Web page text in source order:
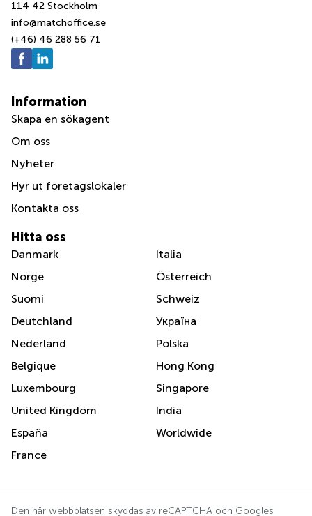
114 42 Stockholm
info@matchoffice.se
(+46) 46 288 56 71
Information
Skapa en sökagent
Om oss
Nyheter
Hyr ut foretagslokaler
Kontakta oss
Hitta oss
Danmark
Norge
Suomi
Deutchland
Nederland
Belgique
Luxembourg
United Kingdom
España
France
Italia
Österreich
Schweiz
Україна
Polska
Hong Kong
Singapore
India
Worldwide
Den här webbplatsen skyddas av reCAPTCHA och Googles